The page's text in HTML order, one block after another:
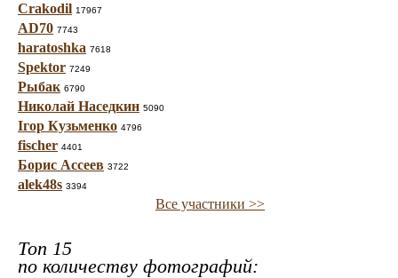
Crakodil 17967
AD70 7743
haratoshka 7618
Spektor 7249
Рыбак 6790
Николай Наседкин 5090
Ігор Кузьменко 4796
fischer 4401
Борис Ассеев 3722
alek48s 3394
Все участники >>
Топ 15
по количеству фотографий: